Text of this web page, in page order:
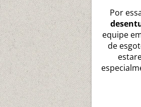
Por
equipe
de